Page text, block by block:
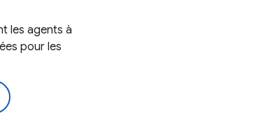
les agents à
pour les